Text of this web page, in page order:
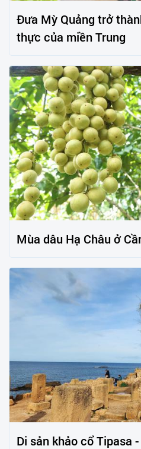
Đưa Mỳ Quảng trở
thực của miền Trung
Mùa dâu Hạ Châu ở
Di sản khảo cổ Tipasa